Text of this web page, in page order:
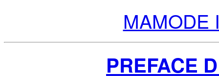
MAMODE
PREFACE